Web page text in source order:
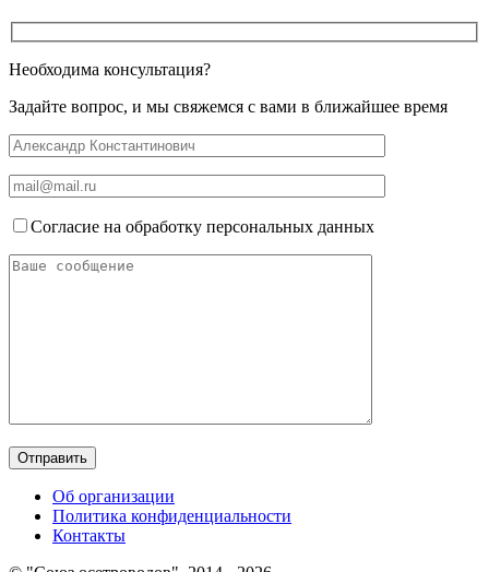
Необходима консультация?
Задайте вопрос, и мы свяжемся с вами в ближайшее время
Согласие на обработку персональных данных
Об организации
Политика конфиденциальности
Контакты